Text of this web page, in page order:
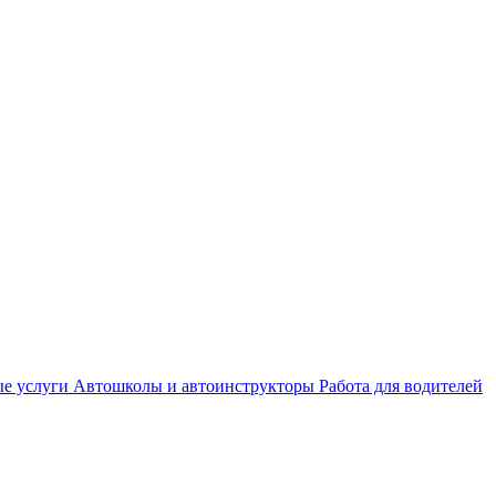
услуги Автошколы и автоинструкторы Работа для водителей